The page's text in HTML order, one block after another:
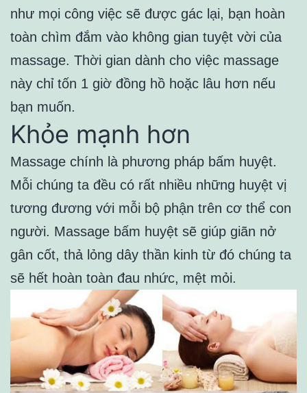
như mọi công việc sẽ được gác lại, bạn hoàn
toàn chìm đắm vào không gian tuyệt vời của
massage. Thời gian dành cho việc massage
này chỉ tốn 1 giờ đồng hồ hoặc lâu hơn nếu
bạn muốn.
Khỏe mạnh hơn
Massage chính là phương pháp bấm huyệt.
Mỗi chúng ta đều có rất nhiều những huyệt vị
tương đương với mỗi bộ phận trên cơ thể con
người. Massage bấm huyệt sẽ giúp giãn nở
gân cốt, thả lỏng dây thần kinh từ đó chúng ta
sẽ hết hoàn toàn đau nhức, mệt mỏi.